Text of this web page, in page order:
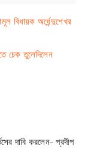
বিধায়ক অর্ধেন্দুশেখর
চেক তুলেদিলেন
দাবি করলেন- প্রদীপ